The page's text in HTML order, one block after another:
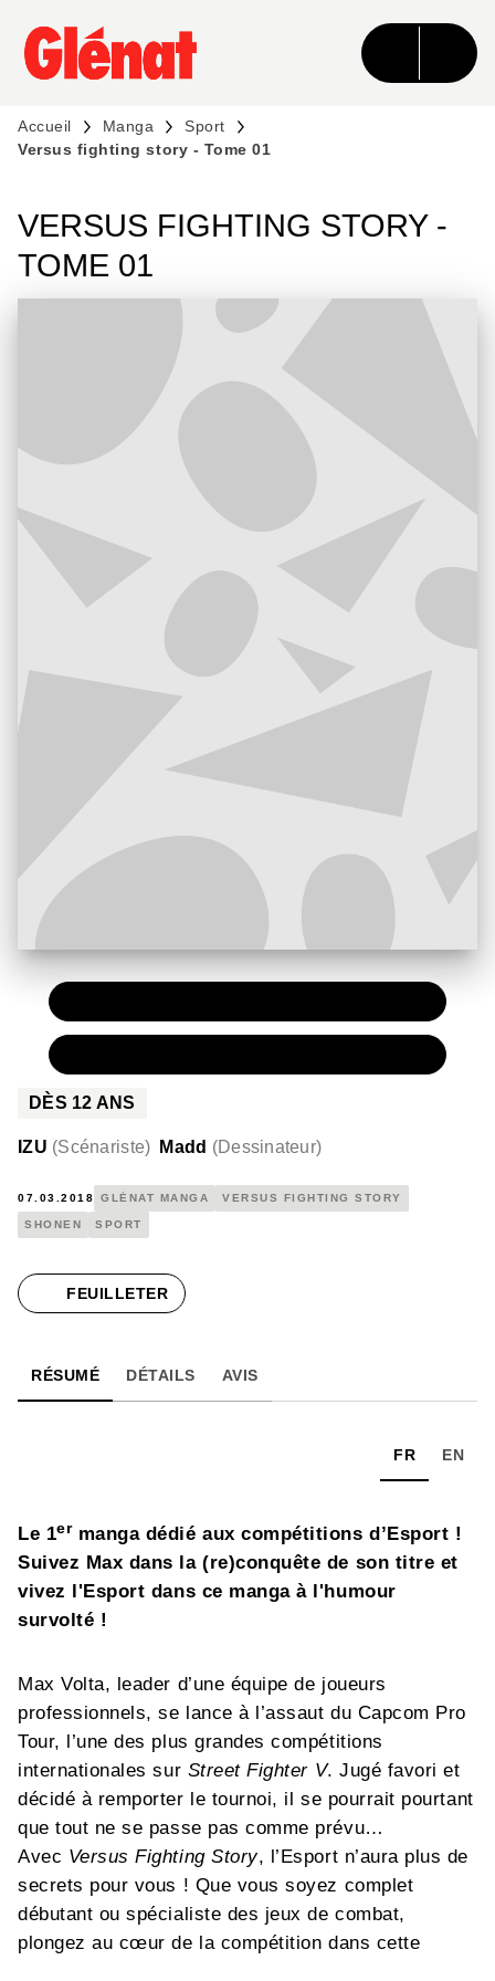
MENU RECHERCHE CONTENU
PIED DE PAGE
Accueil Manga
Sport
Versus fighting story - Tome 01
VERSUS FIGHTING STORY -
TOME 01
DÈS 12 ANS
IZU (Scénariste) Madd (Dessinateur)
07.03.2018 GLÉNAT MANGA VERSUS FIGHTING STORY
SHONEN SPORT
FEUILLETER
RÉSUMÉ DÉTAILS AVIS
FR EN
Le 1ermanga dédié aux compétitions d’Esport !
Suivez Max dans la (re)conquête de son titre et
vivez l'Esport dans ce manga à l'humour
survolté !
Max Volta, leader d’une équipe de joueurs
professionnels, se lance à l’assaut du Capcom Pro
Tour, l’une des plus grandes compétitions
internationales sur Street Fighter V. Jugé favori et
décidé à remporter le tournoi, il se pourrait pourtant
que tout ne se passe pas comme prévu…
Avec Versus Fighting Story, l’Esport n’aura plus de
secrets pour vous ! Que vous soyez complet
débutant ou spécialiste des jeux de combat,
plongez au cœur de la compétition dans cette